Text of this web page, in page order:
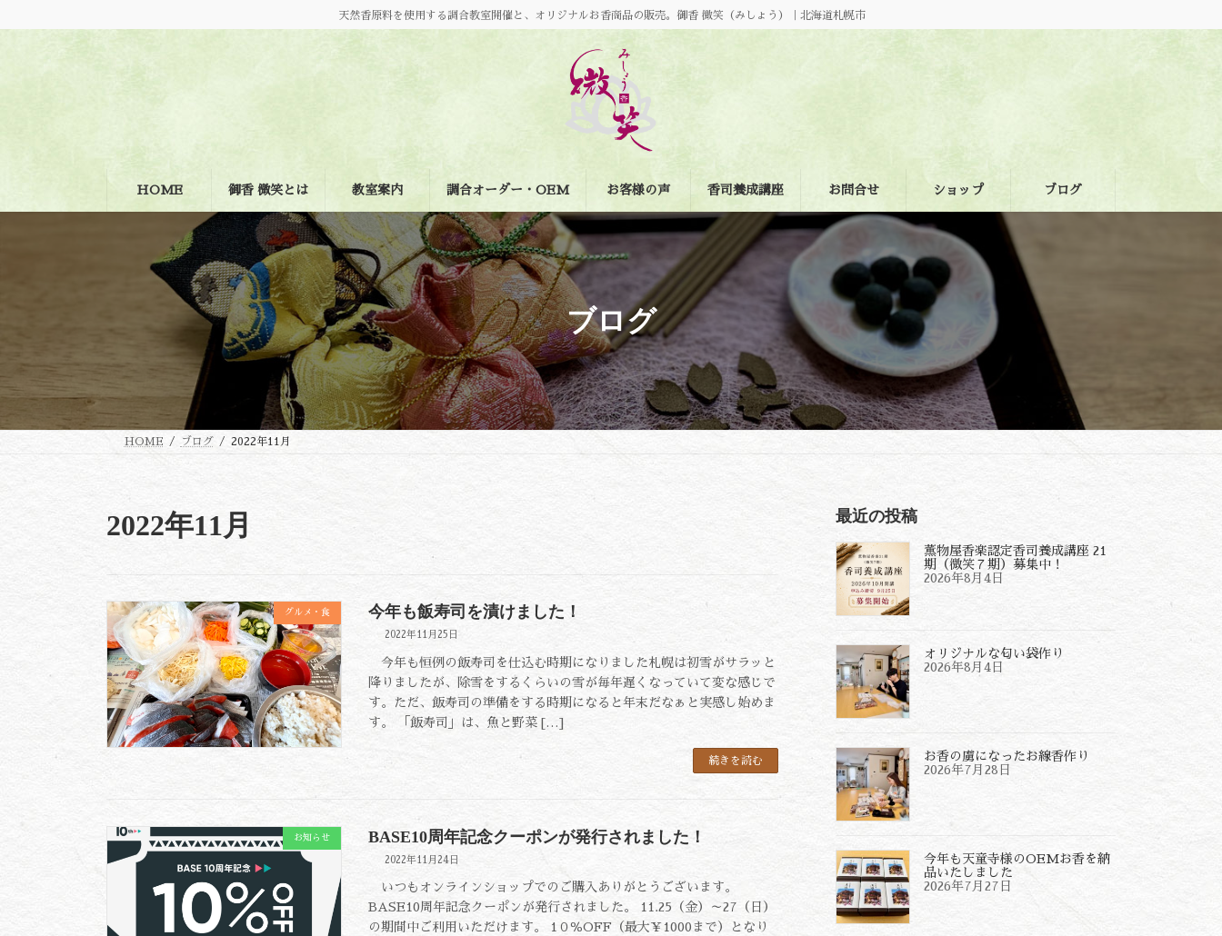
天然香原料を使用する調合教室開催と、オリジナルお香商品の販売。御香 微笑（みしょう）｜北海道札幌市
HOME 御香 微笑とは 教室案内 調合オーダー・OEM お客様の声 香司養成講座 お問合せ ショップ ブログ
ブログ
HOME ブログ 2022年11月
2022年11月
グルメ・食 今年も飯寿司を漬けました！
2022年11月25日
今年も恒例の飯寿司を仕込む時期になりました札幌は初雪がサラッと
降りましたが、除雪をするくらいの雪が毎年遅くなっていて変な感じで
す。ただ、飯寿司の準備をする時期になると年末だなぁと実感し始めま
す。 「飯寿司」は、魚と野菜 […]
続きを読む
お知らせ BASE10周年記念クーポンが発行されました！
2022年11月24日
いつもオンラインショップでのご購入ありがとうございます。
BASE10周年記念クーポンが発行されました。 11.25（金）～27（日）
の期間中ご利用いただけます。 1０％OFF（最大￥1000まで）となり
最近の投稿
薫物屋香楽認定香司養成講座 21
期（微笑７期）募集中！
2026年8月4日
オリジナルな匂い袋作り
2026年8月4日
お香の虜になったお線香作り
2026年7月28日
今年も天童寺様のOEMお香を納
品いたしました
2026年7月27日